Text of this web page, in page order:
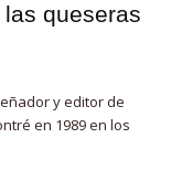
las queseras
y editor de
en 1989 en los